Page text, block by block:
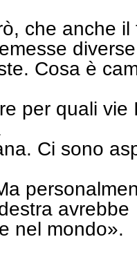
che anche
Cosa è
per quali vie
Ci sono
avrebbe
nel mondo».